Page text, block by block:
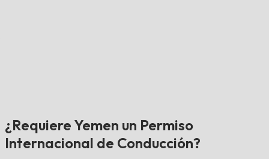
¿Requiere Yemen un Permiso
Internacional de Conducción?